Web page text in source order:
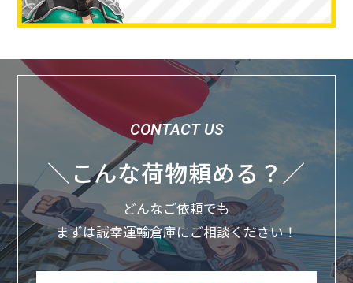
＼こんな荷物頼める？／
どんなご依頼でも
まずは誠幸運輸倉庫にご相談ください！